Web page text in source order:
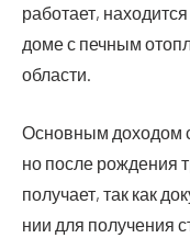
рабо­та­ет,
доме с печ­ным
области.
Основ­ным дохо­дом
но после рож­де­ния
полу­ча­ет, так как
нии для полу­че­ния